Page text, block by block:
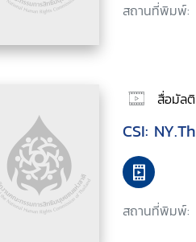
สถานที่พิมพ์:
สื่อมัล
CSI:
สถานที่พิมพ์: